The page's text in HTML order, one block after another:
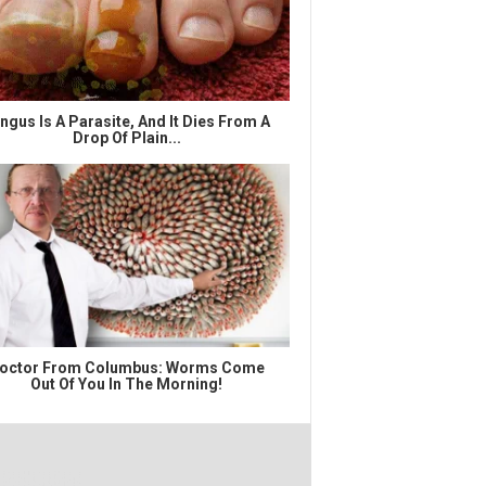
Is A Parasite, And It Dies From A
Drop Of Plain...
From Columbus: Worms Come
Out Of You In The Morning!